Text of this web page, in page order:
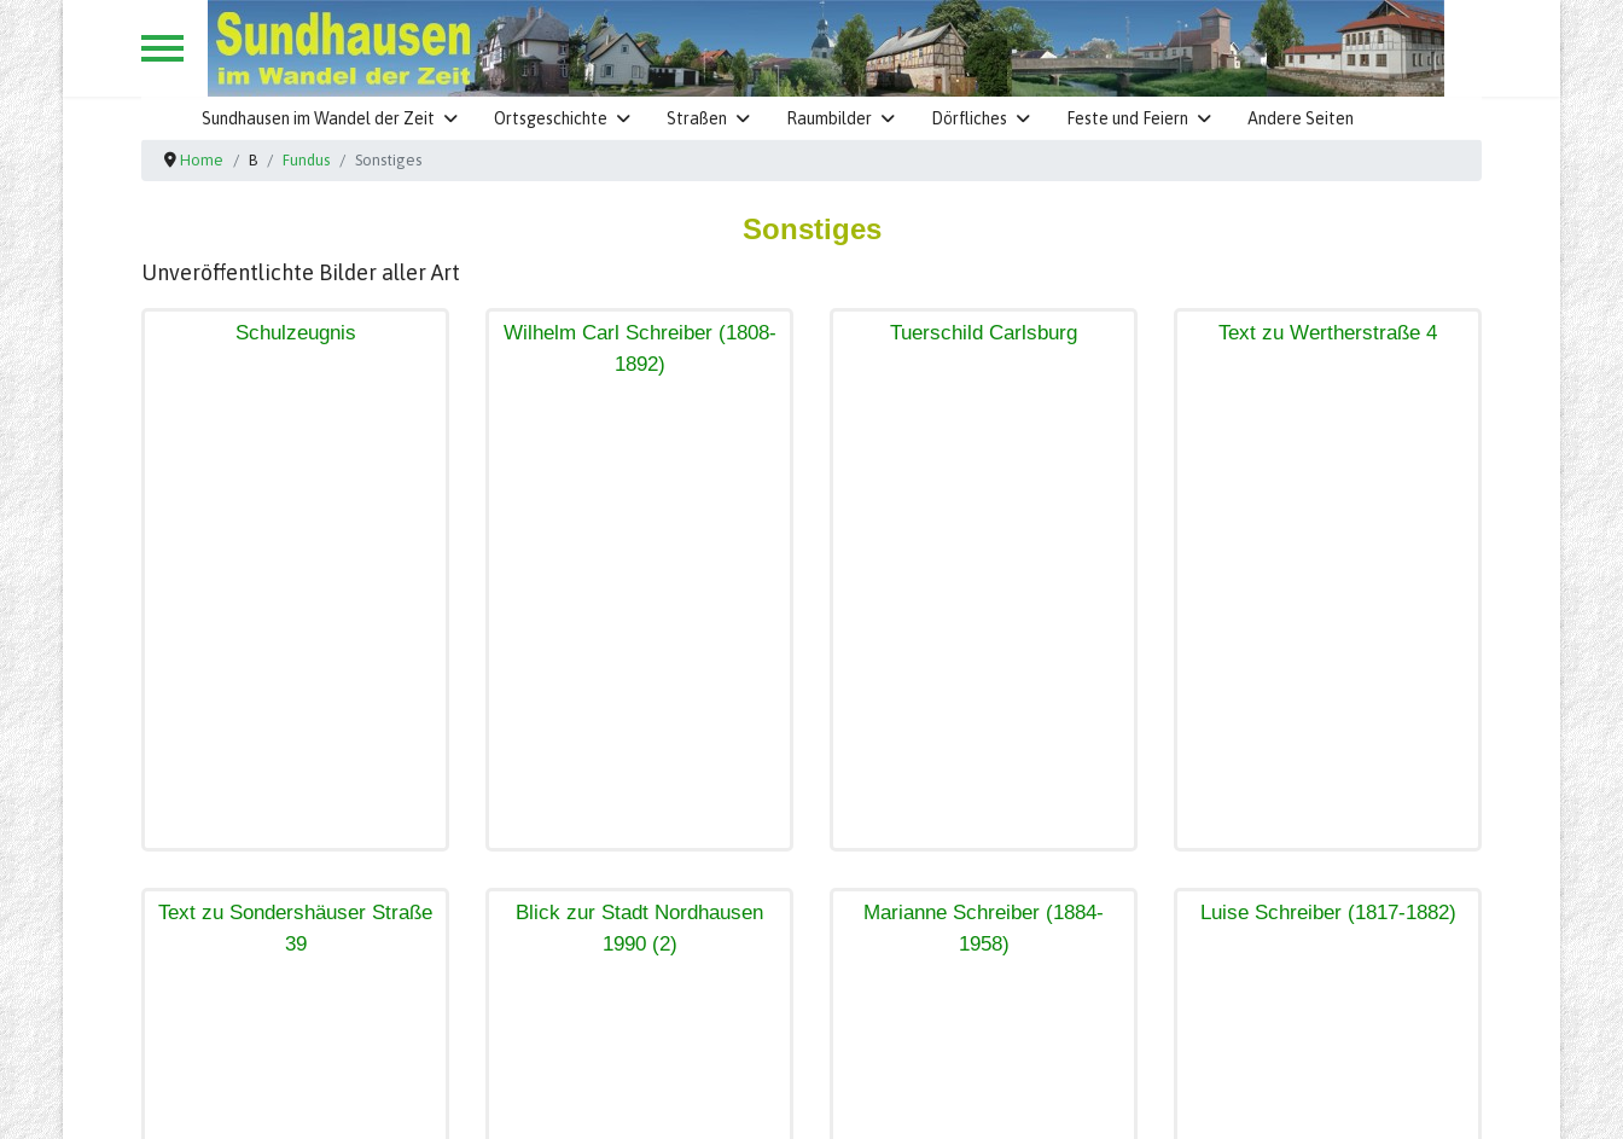
Sundhausen im Wandel der Zeit Ortsgeschichte Straßen Raumbilder Dörfliches Feste und Feiern Andere Seiten
Home B Fundus Sonstiges
Sonstiges
Unveröffentlichte Bilder aller Art
Schulzeugnis
Wilhelm Carl Schreiber (1808-
1892)
Tuerschild Carlsburg Text zu Wertherstraße 4
Text zu Sondershäuser Straße
39
Blick zur Stadt Nordhausen
1990 (2)
Marianne Schreiber (1884-
1958)
Luise Schreiber (1817-1882)